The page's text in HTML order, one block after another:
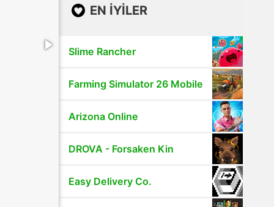
EN IYILER
Slime Rancher
Farming Simulator 26 Mobile
Arizona Online
DROVA - Forsaken Kin
Easy Delivery Co.